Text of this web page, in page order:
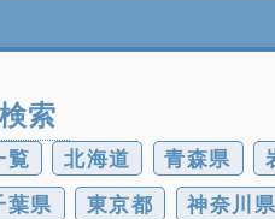
索
覧 北海道 青森県
葉県 東京都 神奈川県